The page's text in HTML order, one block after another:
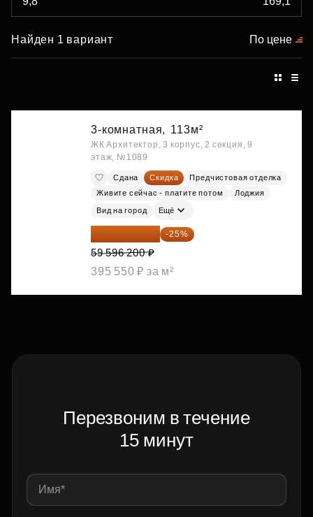
Найден 1 вариант По цене
3-комнатная, 113м²
ЖК Архитектор, 3 корпус, 2 секция, 9
этаж, №1089
Сдана Скидка
Предчистовая отделка
Живите сейчас - платите потом
Лоджия
Вид на город Ещё
44 697 150 ₽ -25%
59 596 200 ₽
395 550 ₽ за м²
Перезвоним в течение
15 минут